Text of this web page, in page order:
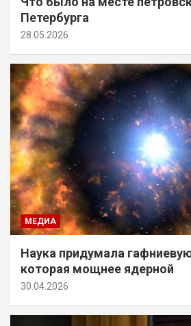
Петербурга
28.05.2026
МЕДИА
Наука придумала
которая мощнее ядерной
30.04.2026